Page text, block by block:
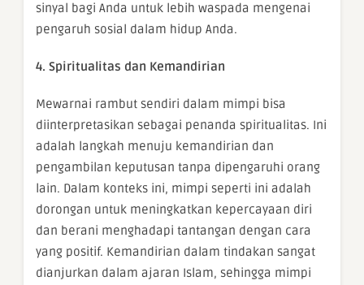
sinyal bagi Anda untuk lebih waspada mengenai
pengaruh sosial dalam hidup Anda.
4. Spiritualitas dan Kemandirian
Mewarnai rambut sendiri dalam mimpi bisa
diinterpretasikan sebagai penanda spiritualitas. Ini
adalah langkah menuju kemandirian dan
pengambilan keputusan tanpa dipengaruhi orang
lain. Dalam konteks ini, mimpi seperti ini adalah
dorongan untuk meningkatkan kepercayaan diri
dan berani menghadapi tantangan dengan cara
yang positif. Kemandirian dalam tindakan sangat
dianjurkan dalam ajaran Islam, sehingga mimpi